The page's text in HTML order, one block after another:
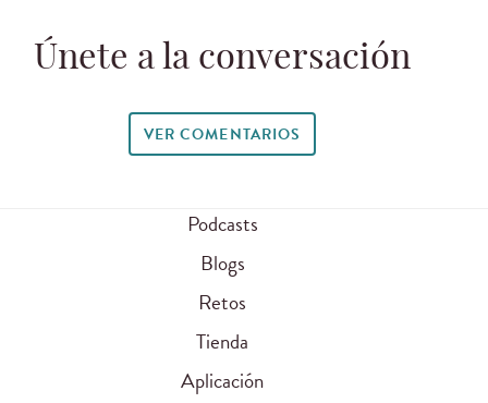
Únete a la conversación
VER COMENTARIOS
Podcasts
Blogs
Retos
Tienda
Aplicación